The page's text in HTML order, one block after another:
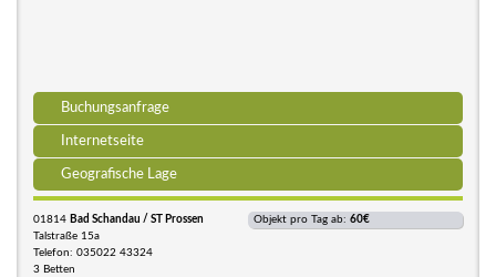
Buchungsanfrage
Internetseite
Geografische Lage
01814 Bad Schandau / ST Prossen
Talstraße 15a
Telefon: 035022 43324
3 Betten
Objekt pro Tag ab: 60€